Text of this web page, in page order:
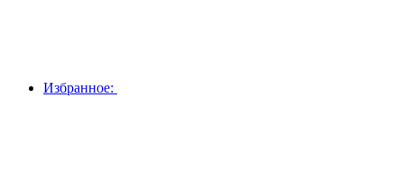
Избранное: